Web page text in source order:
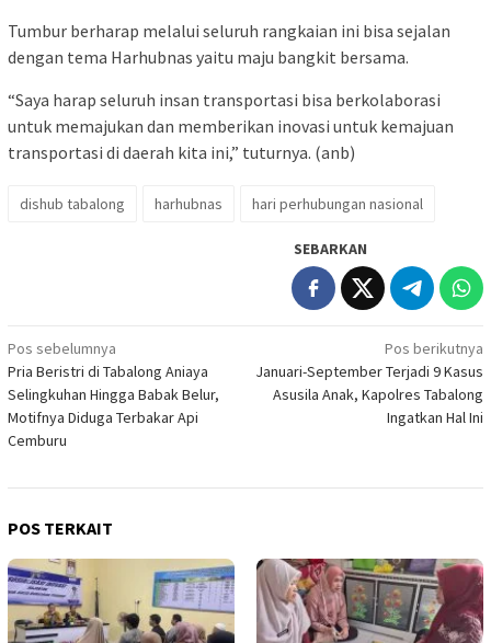
Tumbur berharap melalui seluruh rangkaian ini bisa sejalan
dengan tema Harhubnas yaitu maju bangkit bersama.
“Saya harap seluruh insan transportasi bisa berkolaborasi
untuk memajukan dan memberikan inovasi untuk kemajuan
transportasi di daerah kita ini,” tuturnya. (anb)
dishub tabalong harhubnas hari perhubungan nasional
SEBARKAN
Navigasi
pos
Pos sebelumnya
Pria Beristri di Tabalong Aniaya
Selingkuhan Hingga Babak Belur,
Motifnya Diduga Terbakar Api
Cemburu
Pos berikutnya
Januari-September Terjadi 9 Kasus
Asusila Anak, Kapolres Tabalong
Ingatkan Hal Ini
POS TERKAIT